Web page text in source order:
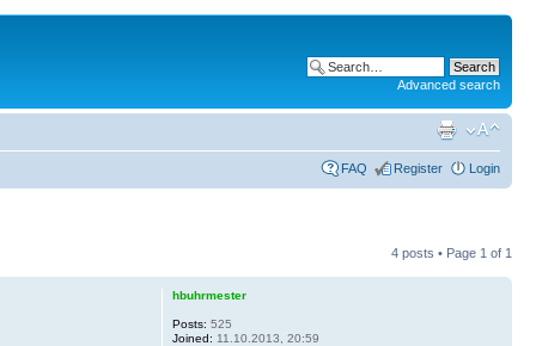
Advanced search
FAQ Register Login
4 posts • Page 1 of 1
hbuhrmester
Posts: 525
Joined: 11.10.2013, 20:59